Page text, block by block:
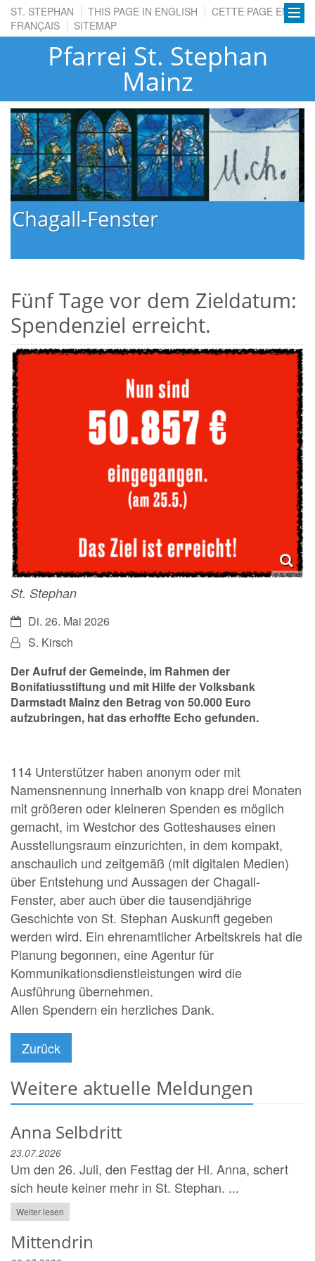
ST. STEPHAN THIS PAGE IN ENGLISH
CETTE PAGE EN
FRANÇAIS
SITEMAP
Pfarrei St. Stephan
Mainz
Rosenhag der Marienkapelle
Fünf Tage vor dem Zieldatum:
Spendenziel erreicht.
© S. Kirsch
St. Stephan
Datum:Di. 26. Mai 2026
Von:S. Kirsch
Der Aufruf der Gemeinde, im Rahmen der
Bonifatiusstiftung und mit Hilfe der Volksbank
Darmstadt Mainz den Betrag von 50.000 Euro
aufzubringen, hat das erhoffte Echo gefunden.
114 Unterstützer haben anonym oder mit
Namensnennung innerhalb von knapp drei Monaten
mit größeren oder kleineren Spenden es möglich
gemacht, im Westchor des Gotteshauses einen
Ausstellungsraum einzurichten, in dem kompakt,
anschaulich und zeitgemäß (mit digitalen Medien)
über Entstehung und Aussagen der Chagall-
Fenster, aber auch über die tausendjährige
Geschichte von St. Stephan Auskunft gegeben
werden wird. Ein ehrenamtlicher Arbeitskreis hat die
Planung begonnen, eine Agentur für
Kommunikationsdienstleistungen wird die
Ausführung übernehmen.
Allen Spendern ein herzliches Dank.
Zurück
Weitere aktuelle Meldungen
Anna Selbdritt
23.07.2026
Um den 26. Juli, den Festtag der Hl. Anna, schert
sich heute keiner mehr in St. Stephan. ...
Weiter lesen
Mittendrin